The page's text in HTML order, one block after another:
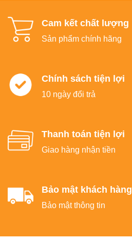
Cam kết chất lượng
Sản phẩm chính hãng
Chính sách tiện lợi
10 ngày đổi trả
Thanh toán tiện lợi
Giao hàng nhận tiền
Bảo mật khách hàng
Bảo mật thông tin